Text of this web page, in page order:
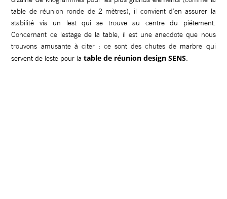
table de réunion ronde de 2 mètres), il convient d’en assurer la
stabilité via un lest qui se trouve au centre du piétement.
Concernant ce lestage de la table, il est une anecdote que nous
trouvons amusante à citer : ce sont des chutes de marbre qui
servent de leste pour latable de réunion design SENS.